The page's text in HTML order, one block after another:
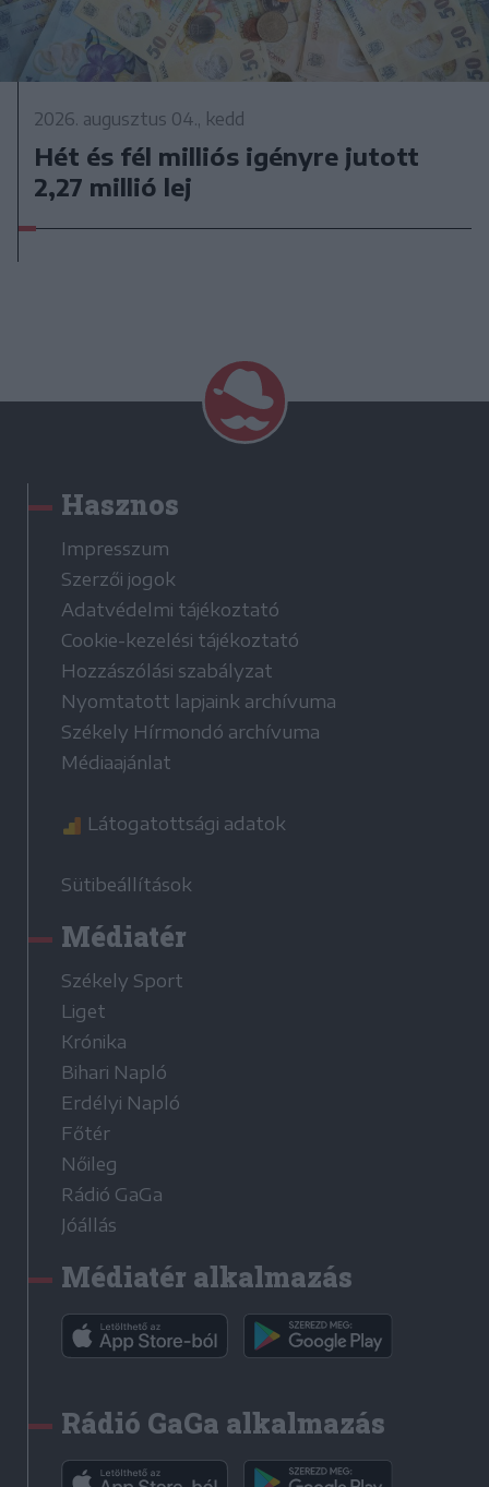
2026. augusztus 04., kedd
Hét és fél milliós igényre jutott
2,27 millió lej
Hasznos
Impresszum
Szerzői jogok
Adatvédelmi tájékoztató
Cookie-kezelési tájékoztató
Hozzászólási szabályzat
Nyomtatott lapjaink archívuma
Székely Hírmondó archívuma
Médiaajánlat
Látogatottsági adatok
Sütibeállítások
Médiatér
Székely Sport
Liget
Krónika
Bihari Napló
Erdélyi Napló
Főtér
Nőileg
Rádió GaGa
Jóállás
Médiatér alkalmazás
Rádió GaGa alkalmazás